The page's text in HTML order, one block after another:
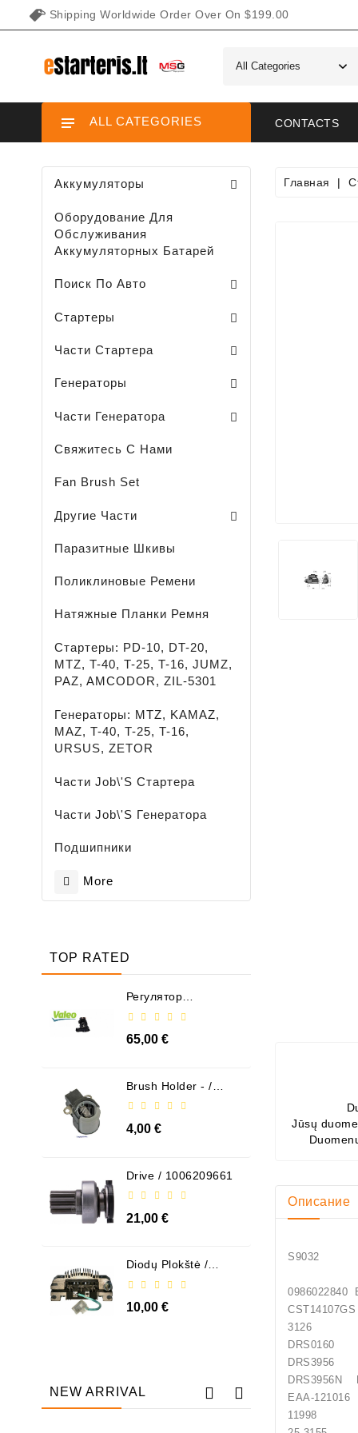
Shipping Worldwide Order Over On $199.00
CONTACTS
ALL CATEGORIES
Аккумуляторы
Оборудование Для
Обслуживания
Аккумуляторных Батарей
Поиск По Авто
Стартеры
Части Стартера
Генераторы
Части Генератора
Свяжитесь С Нами
Fan Brush Set
Другие Части
Паразитные Шкивы
Поликлиновые Ремени
Натяжные Планки Ремня
Стартеры: PD-10, DT-20,
MTZ, T-40, T-25, T-16, JUMZ,
PAZ, AMCODOR, ZIL-5301
Генераторы: MTZ, KAMAZ,
MAZ, T-40, T-25, T-16,
URSUS, ZETOR
Части Job\'s Стартера
Части Job\'s Генератора
Подшипники
More
TOP RATED
Регулятор
599101 VALEO
65,00 €
Brush Holder - /
4,00 €
Drive / 1006209661
21,00 €
Diodų Plokštė /
10,00 €
NEW ARRIVAL
Главная
Jūsų
Описание
3126
EAA-